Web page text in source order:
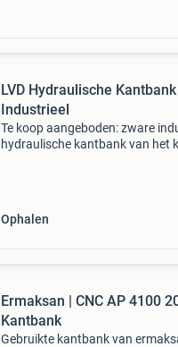
LVD Hydraulische
Industrieel
Te koop aangeboden: zware
hydraulische kantbank van het
Ophalen
Ermaksan | CNC AP 4100
Kantbank
Gebruikte kantbank van